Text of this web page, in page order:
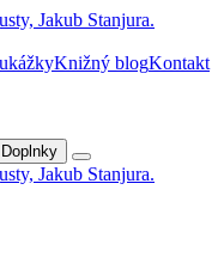
Knižný blogKontakt
Doplnky